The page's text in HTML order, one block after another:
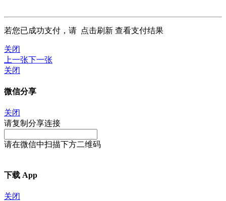
若您已成功支付，请 点击刷新 查看支付结果
关闭
上一张下一张
关闭
微信分享
关闭
请复制分享连接
请在微信中扫描下方二维码
下载 App
关闭